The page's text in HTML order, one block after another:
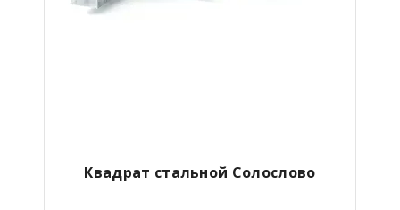
Квадрат стальной Солослово